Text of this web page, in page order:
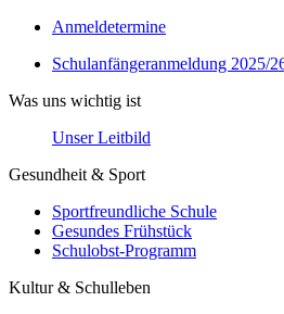
Anmeldetermine
Schulanfängeranmeldung 2025/
Was uns wichtig ist
Unser Leitbild
Gesundheit & Sport
Sportfreundliche Schule
Gesundes Frühstück
Schulobst-Programm
Kultur & Schulleben